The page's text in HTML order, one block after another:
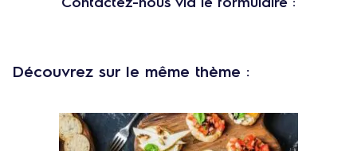
Découvrez sur le même thème :